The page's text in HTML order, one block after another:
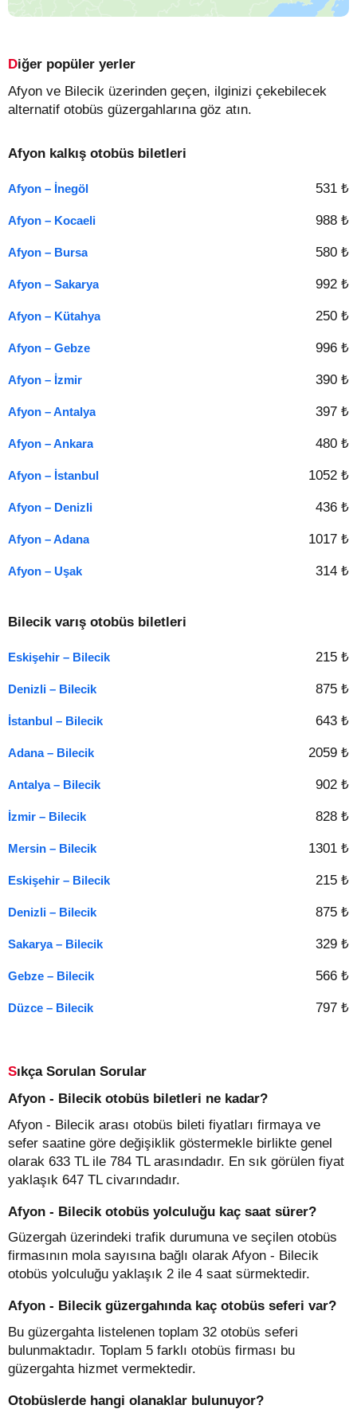
Diğer popüler yerler
Afyon ve Bilecik üzerinden geçen, ilginizi çekebilecek
alternatif otobüs güzergahlarına göz atın.
Afyon kalkış otobüs biletleri
Afyon – İnegöl 531 ₺
Afyon – Kocaeli 988 ₺
Afyon – Bursa 580 ₺
Afyon – Sakarya 992 ₺
Afyon – Kütahya 250 ₺
Afyon – Gebze 996 ₺
Afyon – İzmir 390 ₺
Afyon – Antalya 397 ₺
Afyon – Ankara 480 ₺
Afyon – İstanbul 1052 ₺
Afyon – Denizli 436 ₺
Afyon – Adana 1017 ₺
Afyon – Uşak 314 ₺
Bilecik varış otobüs biletleri
Eskişehir – Bilecik 215 ₺
Denizli – Bilecik 875 ₺
İstanbul – Bilecik 643 ₺
Adana – Bilecik 2059 ₺
Antalya – Bilecik 902 ₺
İzmir – Bilecik 828 ₺
Mersin – Bilecik 1301 ₺
Eskişehir – Bilecik 215 ₺
Denizli – Bilecik 875 ₺
Sakarya – Bilecik 329 ₺
Gebze – Bilecik 566 ₺
Düzce – Bilecik 797 ₺
Sıkça Sorulan Sorular
Afyon - Bilecik otobüs biletleri ne kadar?
Afyon - Bilecik arası otobüs bileti fiyatları firmaya ve
sefer saatine göre değişiklik göstermekle birlikte genel
olarak 633 TL ile 784 TL arasındadır. En sık görülen fiyat
yaklaşık 647 TL civarındadır.
Afyon - Bilecik otobüs yolculuğu kaç saat sürer?
Güzergah üzerindeki trafik durumuna ve seçilen otobüs
firmasının mola sayısına bağlı olarak Afyon - Bilecik
otobüs yolculuğu yaklaşık 2 ile 4 saat sürmektedir.
Afyon - Bilecik güzergahında kaç otobüs seferi var?
Bu güzergahta listelenen toplam 32 otobüs seferi
bulunmaktadır. Toplam 5 farklı otobüs firması bu
güzergahta hizmet vermektedir.
Otobüslerde hangi olanaklar bulunuyor?